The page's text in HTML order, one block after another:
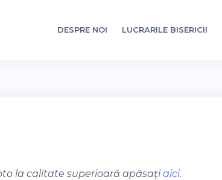
DESPRE NOI LUCRARILE BISERICII
la calitate superioară apăsațiaici.